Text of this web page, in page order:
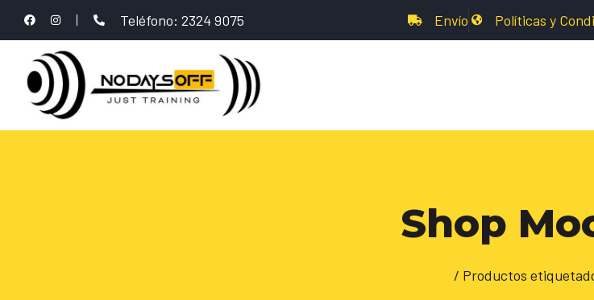
Teléfono: 2324 9075 Envío Políticas y
Shop
/ Productos